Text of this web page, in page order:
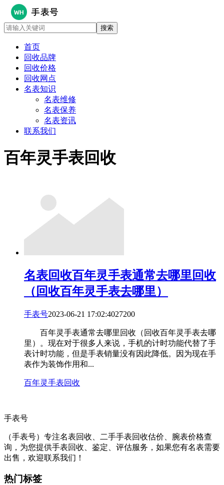
首页
回收品牌
回收价格
回收网点
名表知识
名表维修
名表保养
名表资讯
联系我们
百年灵手表回收
名表回收百年灵手表通常去哪里回收
（回收百年灵手表去哪里）
手表号2023-06-21 17:02:4027200
百年灵手表通常去哪里回收（回收百年灵手表去哪
里）。现在对于很多人来说，手机的计时功能代替了手
表计时功能，但是手表销量没有因此降低。因为现在手
表作为装饰作用和...
百年灵手表回收
手表号
（手表号）专注名表回收、二手手表回收估价、腕表价格查
询，为您提供手表回收、鉴定、评估服务，如果您有名表需要
出售，欢迎联系我们！
热门标签